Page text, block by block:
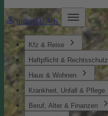
meineDEVK
Kfz & Reise
Haftpflicht & Rechtsschutz
Haus & Wohnen
Krankheit, Unfall & Pflege
Beruf, Alter & Finanzen